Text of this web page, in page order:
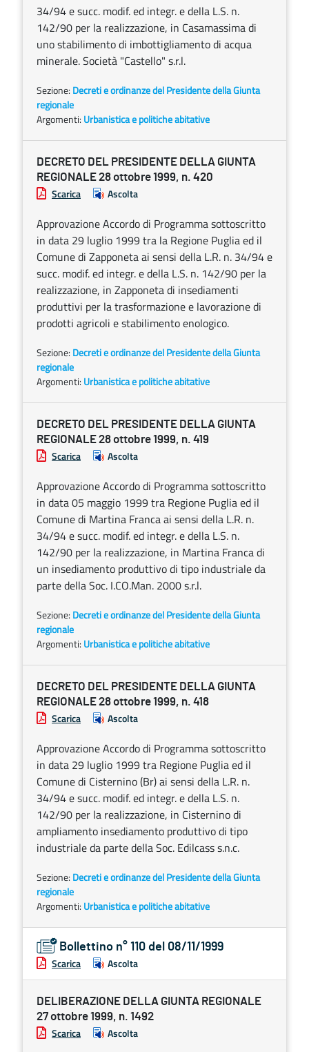
34/94 e succ. modif. ed integr. e della L.S. n.
142/90 per la realizzazione, in Casamassima di
uno stabilimento di imbottigliamento di acqua
minerale. Società "Castello" s.r.l.
Sezione: Decreti e ordinanze del Presidente della Giunta
regionale
Argomenti: Urbanistica e politiche abitative
DECRETO DEL PRESIDENTE DELLA GIUNTA
REGIONALE 28 ottobre 1999, n. 420
Scarica Ascolta
Approvazione Accordo di Programma sottoscritto
in data 29 luglio 1999 tra la Regione Puglia ed il
Comune di Zapponeta ai sensi della L.R. n. 34/94 e
succ. modif. ed integr. e della L.S. n. 142/90 per la
realizzazione, in Zapponeta di insediamenti
produttivi per la trasformazione e lavorazione di
prodotti agricoli e stabilimento enologico.
Sezione: Decreti e ordinanze del Presidente della Giunta
regionale
Argomenti: Urbanistica e politiche abitative
DECRETO DEL PRESIDENTE DELLA GIUNTA
REGIONALE 28 ottobre 1999, n. 419
Scarica Ascolta
Approvazione Accordo di Programma sottoscritto
in data 05 maggio 1999 tra Regione Puglia ed il
Comune di Martina Franca ai sensi della L.R. n.
34/94 e succ. modif. ed integr. e della L.S. n.
142/90 per la realizzazione, in Martina Franca di
un insediamento produttivo di tipo industriale da
parte della Soc. I.CO.Man. 2000 s.r.l.
Sezione: Decreti e ordinanze del Presidente della Giunta
regionale
Argomenti: Urbanistica e politiche abitative
DECRETO DEL PRESIDENTE DELLA GIUNTA
REGIONALE 28 ottobre 1999, n. 418
Scarica Ascolta
Approvazione Accordo di Programma sottoscritto
in data 29 luglio 1999 tra Regione Puglia ed il
Comune di Cisternino (Br) ai sensi della L.R. n.
34/94 e succ. modif. ed integr. e della L.S. n.
142/90 per la realizzazione, in Cisternino di
ampliamento insediamento produttivo di tipo
industriale da parte della Soc. Edilcass s.n.c.
Sezione: Decreti e ordinanze del Presidente della Giunta
regionale
Argomenti: Urbanistica e politiche abitative
Bollettino n° 110 del 08/11/1999
Scarica Ascolta
DELIBERAZIONE DELLA GIUNTA REGIONALE
27 ottobre 1999, n. 1492
Scarica Ascolta